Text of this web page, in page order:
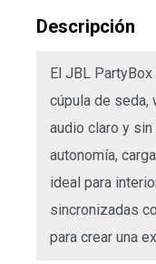
Descripción
El JBL
cúpula de seda,
audio claro y
autonomía,
ideal para
sincronizadas
para crear una